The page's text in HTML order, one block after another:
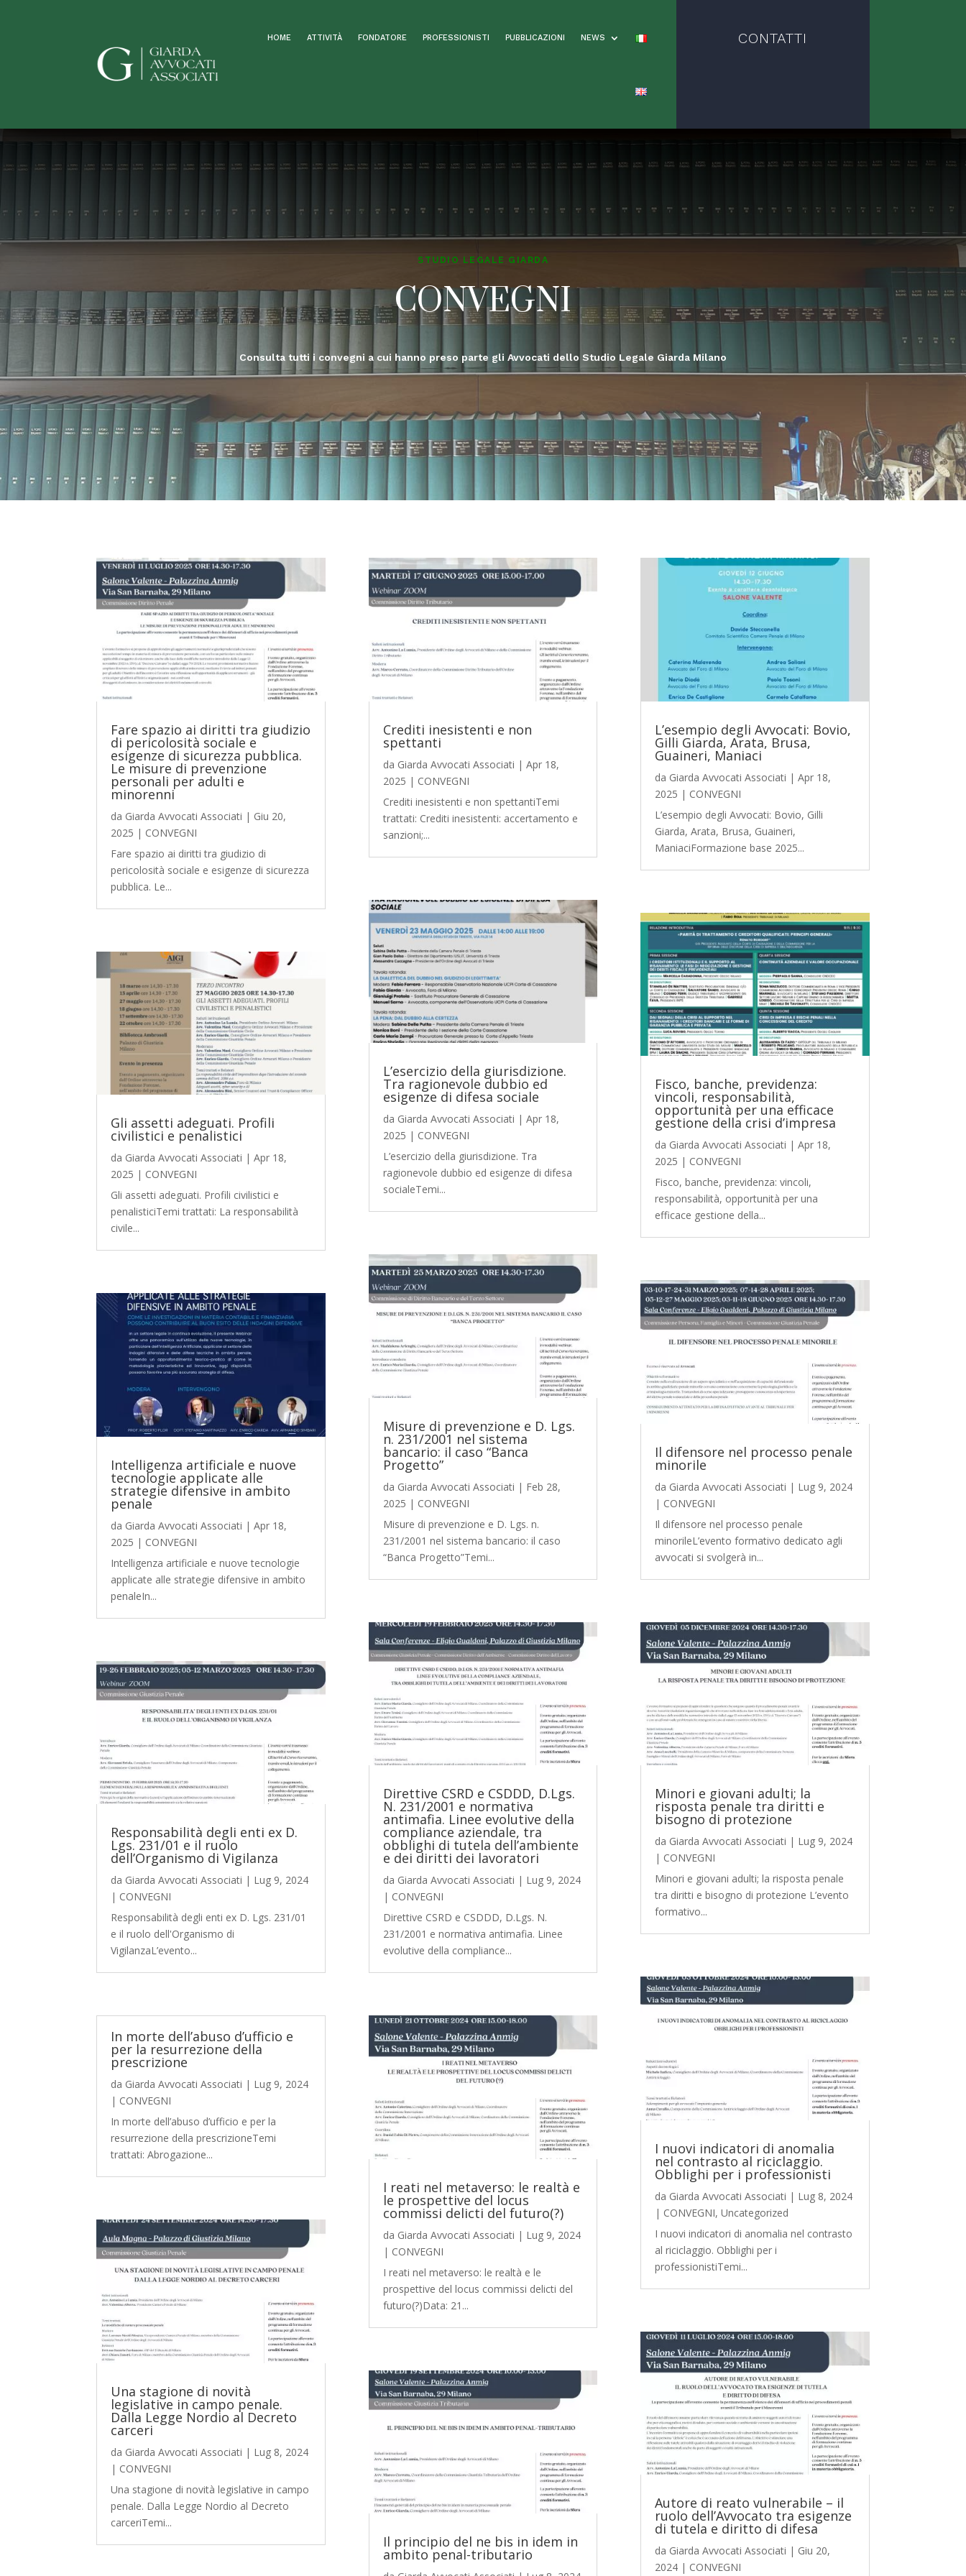
HOME ATTIVITÀ FONDATORE PROFESSIONISTI PUBBLICAZIONI NEWS CONTATTI
STUDIO LEGALE GIARDA
CONVEGNI
Consulta tutti i convegni a cui hanno preso parte gli Avvocati dello Studio Legale Giarda Milano
Fare spazio ai diritti tra giudizio
di pericolosità sociale e
esigenze di sicurezza pubblica.
Le misure di prevenzione
personali per adulti e
minorenni
da Giarda Avvocati Associati | Giu 20,
2025 | CONVEGNI
Fare spazio ai diritti tra giudizio di
pericolosità sociale e esigenze di sicurezza
pubblica. Le...
Gli assetti adeguati. Profili
civilistici e penalistici
da Giarda Avvocati Associati |Apr 18,
2025 | CONVEGNI
Gli assetti adeguati. Profili civilistici e
penalisticiTemi trattati: La responsabilità
civile...
Intelligenza artificiale e nuove
tecnologie applicate alle
strategie difensive in ambito
penale
da Giarda Avvocati Associati |Apr 18,
2025 | CONVEGNI
Intelligenza artificiale e nuove tecnologie
applicate alle strategie difensive in ambito
penaleIn...
Responsabilità degli enti ex D.
Lgs. 231/01 e il ruolo
dell’Organismo di Vigilanza
da Giarda Avvocati Associati | Lug 9, 2024
| CONVEGNI
Responsabilità degli enti ex D. Lgs. 231/01
e il ruolo dell'Organismo di
VigilanzaL’evento...
In morte dell’abuso d’ufficio e
per la resurrezione della
prescrizione
da Giarda Avvocati Associati | Lug 9, 2024
| CONVEGNI
In morte dell’abuso d’ufficio e per la
resurrezione della prescrizioneTemi
trattati: Abrogazione...
Una stagione di novità
legislative in campo penale.
Dalla Legge Nordio al Decreto
carceri
da Giarda Avvocati Associati | Lug 8, 2024
| CONVEGNI
Una stagione di novità legislative in campo
penale. Dalla Legge Nordio al Decreto
carceriTemi...
Crediti inesistenti e non
spettanti
da Giarda Avvocati Associati | Apr 18,
2025 | CONVEGNI
Crediti inesistenti e non spettantiTemi
trattati: Crediti inesistenti: accertamento e
sanzioni;...
L’esercizio della giurisdizione.
Tra ragionevole dubbio ed
esigenze di difesa sociale
da Giarda Avvocati Associati | Apr 18,
2025 | CONVEGNI
L’esercizio della giurisdizione. Tra
ragionevole dubbio ed esigenze di difesa
socialeTemi...
Misure di prevenzione e D. Lgs.
n. 231/2001 nel sistema
bancario: il caso “Banca
Progetto”
da Giarda Avvocati Associati | Feb 28,
2025 | CONVEGNI
Misure di prevenzione e D. Lgs. n.
231/2001 nel sistema bancario: il caso
“Banca Progetto”Temi...
Direttive CSRD e CSDDD, D.Lgs.
N. 231/2001 e normativa
antimafia. Linee evolutive della
compliance aziendale, tra
obblighi di tutela dell’ambiente
e dei diritti dei lavoratori
da Giarda Avvocati Associati | Lug 9, 2024
| CONVEGNI
Direttive CSRD e CSDDD, D.Lgs. N.
231/2001 e normativa antimafia. Linee
evolutive della compliance...
I reati nel metaverso: le realtà e
le prospettive del locus
commissi delicti del futuro(?)
da Giarda Avvocati Associati | Lug 9, 2024
| CONVEGNI
I reati nel metaverso: le realtà e le
prospettive del locus commissi delicti del
futuro(?)Data: 21...
Il principio del ne bis in idem in
ambito penal-tributario
L’esempio degli Avvocati: Bovio,
Gilli Giarda, Arata, Brusa,
Guaineri, Maniaci
da Giarda Avvocati Associati | Apr 18,
2025 | CONVEGNI
L’esempio degli Avvocati: Bovio, Gilli
Giarda, Arata, Brusa, Guaineri,
ManiaciFormazione base 2025...
Fisco, banche, previdenza:
vincoli, responsabilità,
opportunità per una efficace
gestione della crisi d’impresa
da Giarda Avvocati Associati | Apr 18,
2025 | CONVEGNI
Fisco, banche, previdenza: vincoli,
responsabilità, opportunità per una
efficace gestione della...
Il difensore nel processo penale
minorile
da Giarda Avvocati Associati | Lug 9, 2024
| CONVEGNI
Il difensore nel processo penale
minorileL’evento formativo dedicato agli
avvocati si svolgerà in...
Minori e giovani adulti; la
risposta penale tra diritti e
bisogno di protezione
da Giarda Avvocati Associati | Lug 9, 2024
| CONVEGNI
Minori e giovani adulti; la risposta penale
tra diritti e bisogno di protezione L’evento
formativo...
I nuovi indicatori di anomalia
nel contrasto al riciclaggio.
Obblighi per i professionisti
da Giarda Avvocati Associati | Lug 8, 2024
| CONVEGNI, Uncategorized
I nuovi indicatori di anomalia nel contrasto
al riciclaggio. Obblighi per i
professionistiTemi...
Autore di reato vulnerabile – il
ruolo dell’Avvocato tra esigenze
di tutela e diritto di difesa
da Giarda Avvocati Associati | Giu 20,
2024| CONVEGNI